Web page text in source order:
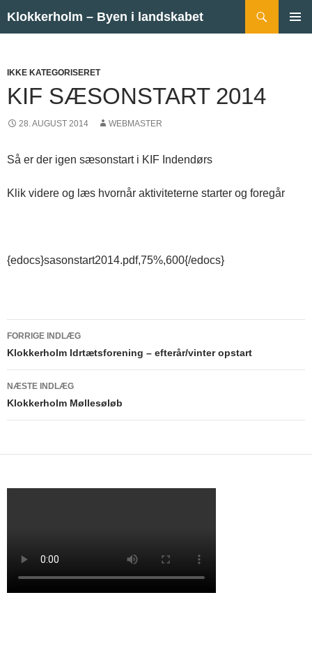
Klokkerholm – Byen i landskabet
IKKE KATEGORISERET
KIF SÆSONSTART 2014
28. AUGUST 2014 WEBMASTER
Så er der igen sæsonstart i KIF Indendørs
Klik videre og læs hvornår aktiviteterne starter og foregår
{edocs}sasonstart2014.pdf,75%,600{/edocs}
Indlægsnavigation
FORRIGE INDLÆG
Klokkerholm Idrtætsforening – efterår/vinter opstart
NÆSTE INDLÆG
Klokkerholm Møllesøløb